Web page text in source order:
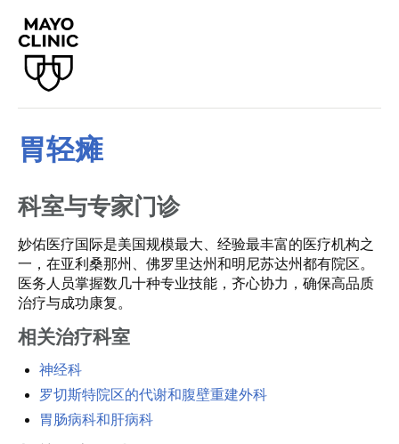
胃轻瘫
科室与专家门诊
妙佑医疗国际是美国规模最大、经验最丰富的医疗机构之
一，在亚利桑那州、佛罗里达州和明尼苏达州都有院区。
医务人员掌握数几十种专业技能，齐心协力，确保高品质
治疗与成功康复。
相关治疗科室
神经科
罗切斯特院区的代谢和腹壁重建外科
胃肠病科和肝病科